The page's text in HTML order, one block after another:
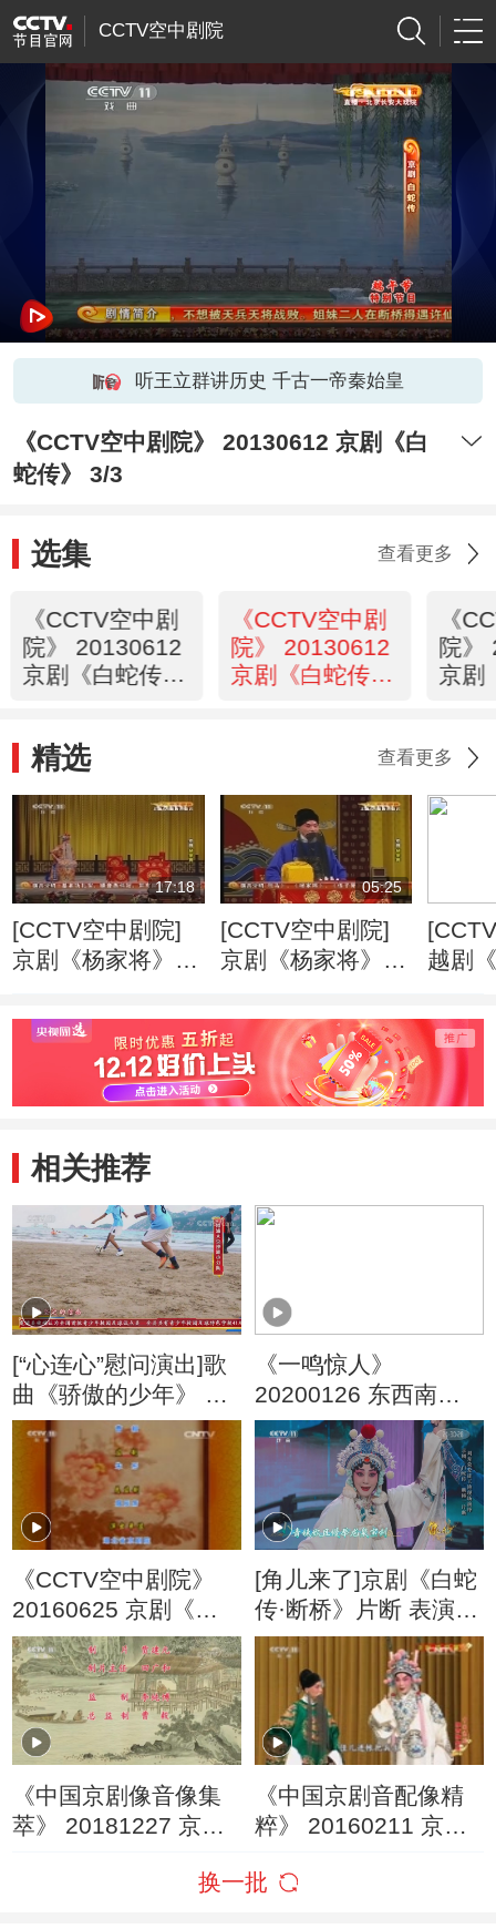
CCTV空中剧院
听王立群讲历史 千古一帝秦始皇
《CCTV空中剧院》 20130612 京剧《白
蛇传》 3/3
选集 查看更多
《CCTV空中剧
院》 20130612
京剧《白蛇传》
《CCTV空中剧
院》 20130612
京剧《白蛇传》
《
院》
京剧
精选 查看更多
17:18
[CCTV空中剧院]
京剧《杨家将》
05:25
[CCTV空中剧院]
京剧《杨家将》
越剧
墓 化
相关推荐
[“心连心”慰问演出]歌
曲《骄傲的少年》 演
唱：张一山 邵圣懿
《一鸣惊人》
20200126 东西南北
贺新春（下）
《CCTV空中剧院》
20160625 京剧《大
保国·探皇陵·二进宫》
2/2
[角儿来了]京剧《白蛇
传·断桥》片断 表演：
王艳 孙磊 阎虹羽
《中国京剧像音像集
萃》 20181227 京剧
《中国京剧音配像精
粹》 20160211 京剧
换一批